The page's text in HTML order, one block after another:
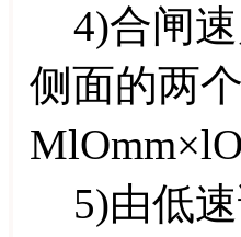
4)合闸速
侧面的两
5)由低速